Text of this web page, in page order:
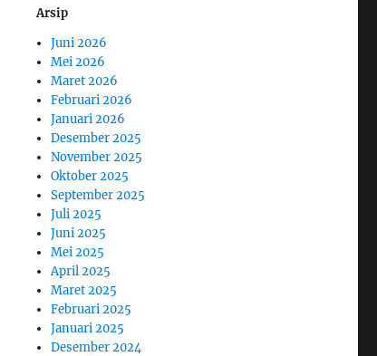
Arsip
Juni 2026
Mei 2026
Maret 2026
Februari 2026
Januari 2026
Desember 2025
November 2025
Oktober 2025
September 2025
Juli 2025
Juni 2025
Mei 2025
April 2025
Maret 2025
Februari 2025
Januari 2025
Desember 2024